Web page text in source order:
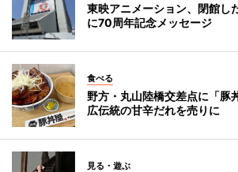
東映アニメーション、閉館し
に70周年記念メッセージ
食べる
野方・丸山陸橋交差点に「
広伝統の甘辛だれを売りに
見る・遊ぶ